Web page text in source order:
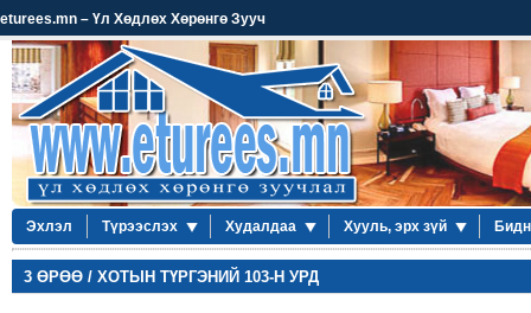
eturees.mn – Үл Хөдлөх Хөрөнгө Зууч
Эхлэл Түрээслэх Худалдаа Хууль, эрх зүй
3 ӨРӨӨ / ХОТЫН ТҮРГЭНИЙ 103-Н УРД